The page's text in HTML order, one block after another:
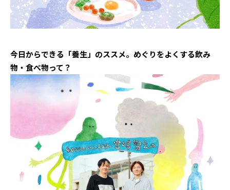
今日からできる「養生」のススメ。めぐりをよくする飲み
物・食べ物って？